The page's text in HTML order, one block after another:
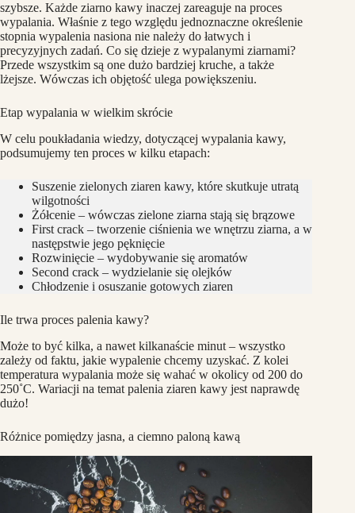
szybsze. Każde ziarno kawy inaczej zareaguje na proces
wypalania. Właśnie z tego względu jednoznaczne określenie
stopnia wypalenia nasiona nie należy do łatwych i
precyzyjnych zadań. Co się dzieje z wypalanymi ziarnami?
Przede wszystkim są one dużo bardziej kruche, a także
lżejsze. Wówczas ich objętość ulega powiększeniu.
Etap wypalania w wielkim skrócie
W celu poukładania wiedzy, dotyczącej wypalania kawy,
podsumujemy ten proces w kilku etapach:
Suszenie zielonych ziaren kawy, które skutkuje utratą
wilgotności
Żółcenie – wówczas zielone ziarna stają się brązowe
First crack – tworzenie ciśnienia we wnętrzu ziarna, a w
następstwie jego pęknięcie
Rozwinięcie – wydobywanie się aromatów
Second crack – wydzielanie się olejków
Chłodzenie i osuszanie gotowych ziaren
Ile trwa proces palenia kawy?
Może to być kilka, a nawet kilkanaście minut – wszystko
zależy od faktu, jakie wypalenie chcemy uzyskać. Z kolei
temperatura wypalania może się wahać w okolicy od 200 do
250˚C. Wariacji na temat palenia ziaren kawy jest naprawdę
dużo!
Różnice pomiędzy jasna, a ciemno paloną kawą